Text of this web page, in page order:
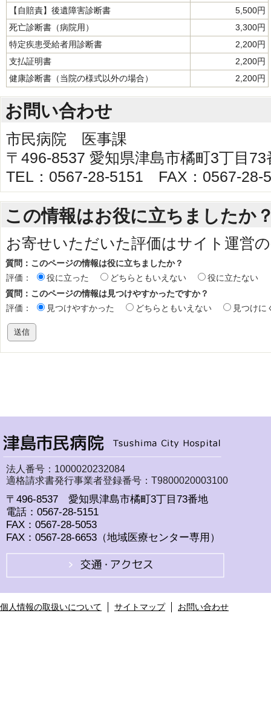
【自賠責】後遺障害診断書
5,500円
死亡診断書（病院用）
3,300円
特定疾患受給者用診断書
2,200円
支払証明書
2,200円
健康診断書（当院の様式以外の場合）
2,200円
お問い合わせ
市民病院 医事課
〒496-8537 愛知県津島市橘町3丁目73
TEL：0567-28-5151 FAX：0567-28-
この情報はお役に立ちましたか
お寄せいただいた評価はサイト運営
質問：このページの情報は役に立ちましたか？
評価：
役に立った どちらともいえない
役に立たない
質問：このページの情報は見つけやすかったですか？
評価：
見つけやすかった どちらともいえない 見つけに
法人番号：1000020232084
適格請求書発行事業者登録番号：T9800020003100
〒496-8537 愛知県津島市橘町3丁目73番地
電話：0567-28-5151
FAX：0567-28-5053
FAX：0567-28-6653（地域医療センター専用）
個人情報の取扱いについて サイトマップ お問い合わせ